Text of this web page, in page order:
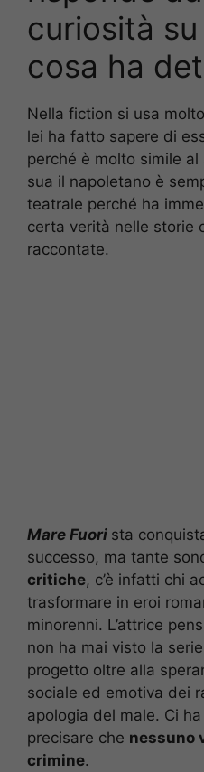
curiosità
cosa ha
Nella fiction si usa
lei ha fatto sapere di
perché è molto simile
sua il napoletano è
teatrale perché ha
certa verità nelle storie
raccontate.
Mare Fuori sta
successo, ma tante
critiche, c’è infatti chi
trasformare in eroi
minorenni. L’attrice
non ha mai visto la
progetto oltre alla
sociale ed emotiva dei
apologia del male. Ci
precisare che nessuno
crimine.